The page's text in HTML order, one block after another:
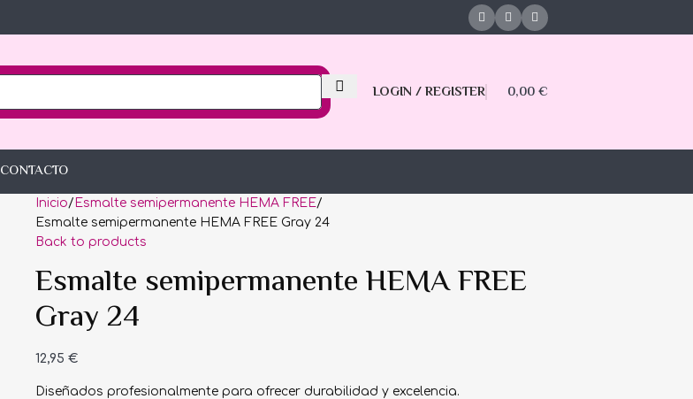
LOGIN / REGISTER 0,00€
CONTACTO
Inicio
Esmalte semipermanente HEMA FREE
Esmalte semipermanente HEMA FREE Gray 24
Back to products
Esmalte semipermanente HEMA FREE
Gray 24
12,95 €
Diseñados profesionalmente para ofrecer durabilidad y excelencia.